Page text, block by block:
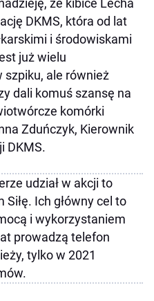
że kibice Lecha
DKMS, która od lat
i środowiskami
już wielu
ale również
dali komuś szansę na
komórki
Zduńczyk, Kierownik
DKMS.
udział w akcji to
Ich główny cel to
i wykorzystaniem
prowadzą telefon
tylko w 2021